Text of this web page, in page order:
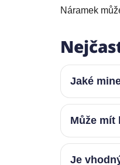
Náramek
Jaké
Může mít
Je